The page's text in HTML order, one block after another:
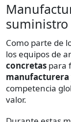
suministro
Como parte de
los equipos de
concretas para
manufacturera
competencia
valor.